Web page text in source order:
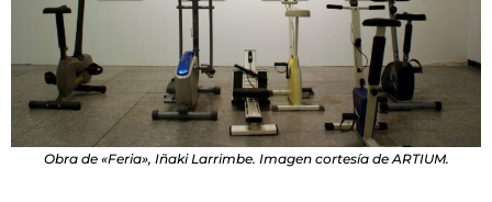
Obra de «Feria», Iñaki Larrimbe. Imagen cortesía de ARTIUM.